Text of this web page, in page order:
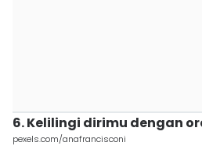
6. Kelilingi dirimu dengan
pexels.com/anafrancisconi